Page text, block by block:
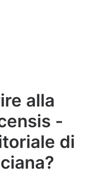
alla
-
di